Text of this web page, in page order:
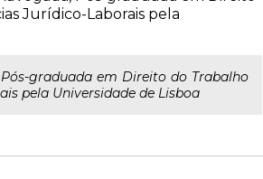
Jurídico-Laborais pela
graduada em Direito do Trabalho
pela Universidade de Lisboa